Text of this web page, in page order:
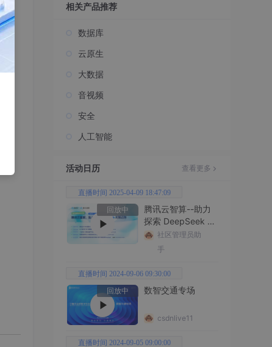
相关产品推荐
数据库
云原生
大数据
音视频
安全
人工智能
活动日历 查看更多
直播时间 2025-04-09 18:47:09
回放中
腾讯云智算--助力
探索 DeepSeek 无
限边界社区管理员助
手
直播时间 2024-09-06 09:30:00
回放中
数智交通专场
csdnlive11
直播时间 2024-09-05 09:00:00